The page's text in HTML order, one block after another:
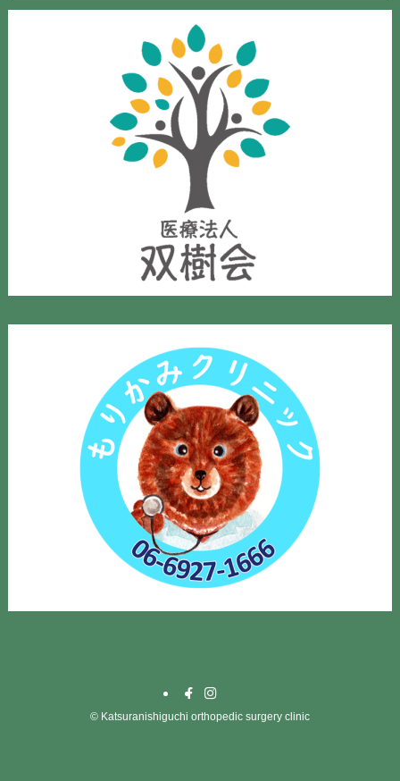
© Katsuranishiguchi orthopedic surgery clinic